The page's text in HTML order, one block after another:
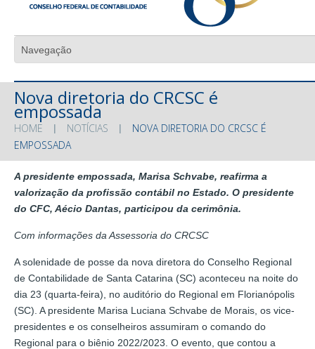
Nova diretoria do CRCSC é
empossada
HOME NOTÍCIAS
NOVA DIRETORIA DO CRCSC É
EMPOSSADA
A presidente empossada, Marisa Schvabe, reafirma a
valorização da profissão contábil no Estado. O presidente
do CFC, Aécio Dantas, participou da cerimônia.
Com informações da Assessoria do CRCSC
A solenidade de posse da nova diretora do Conselho Regional
de Contabilidade de Santa Catarina (SC) aconteceu na noite do
dia 23 (quarta-feira), no auditório do Regional em Florianópolis
(SC). A presidente Marisa Luciana Schvabe de Morais, os vice-
presidentes e os conselheiros assumiram o comando do
Regional para o biênio 2022/2023. O evento, que contou a